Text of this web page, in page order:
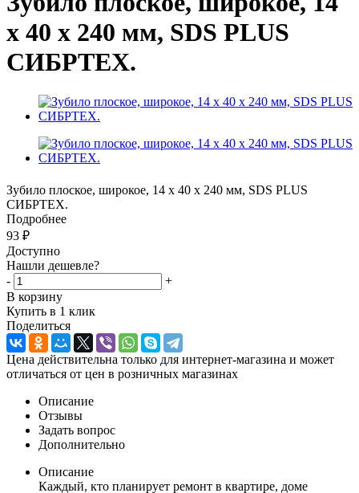
х 40 х 240 мм, SDS PLUS
СИБРТЕХ.
Зубило плоское, широкое, 14 х 40 х 240 мм, SDS PLUS
СИБРТЕХ.
Подробнее
93 ₽
Доступно
Нашли дешевле?
-
+
В корзину
Купить в 1 клик
Поделиться
Цена действительна только для интернет-магазина и может
отличаться от цен в розничных магазинах
Описание
Отзывы
Задать вопрос
Дополнительно
Описание
Каждый, кто планирует ремонт в квартире, доме